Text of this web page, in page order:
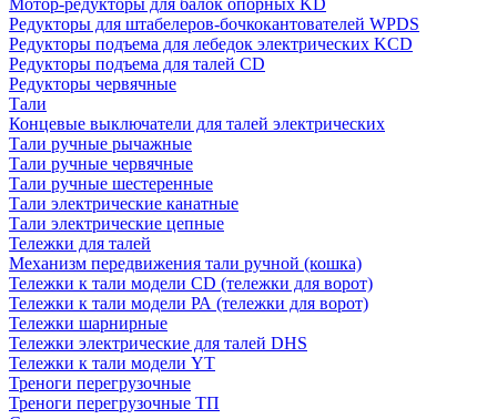
Мотор-редукторы для балок опорных KD
Редукторы для штабелеров-бочкокантователей WPDS
Редукторы подъема для лебедок электрических KCD
Редукторы подъема для талей CD
Редукторы червячные
Тали
Концевые выключатели для талей электрических
Тали ручные рычажные
Тали ручные червячные
Тали ручные шестеренные
Тали электрические канатные
Тали электрические цепные
Тележки для талей
Механизм передвижения тали ручной (кошка)
Тележки к тали модели CD (тележки для ворот)
Тележки к тали модели РА (тележки для ворот)
Тележки шарнирные
Тележки электрические для талей DHS
Тележки к тали модели YT
Треноги перегрузочные
Треноги перегрузочные ТП